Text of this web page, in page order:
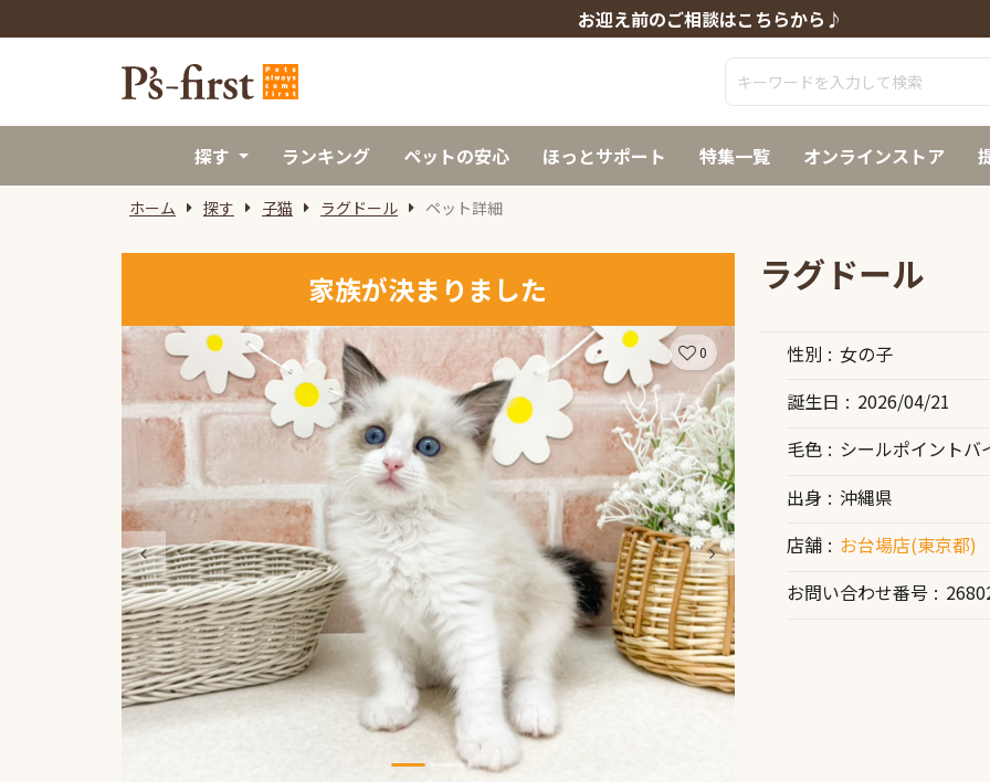
お迎え前のご相談はこちらから♪
探す ランキング ペットの安心 ほっとサポート 特集一覧 オンラインストア
ホーム 探す 子猫 ラグドール ペット詳細
家族が決まりました
0
ラグドール
性別
女の子
誕生日
2026/04/21
毛色
シールポイントバ
出身
沖縄県
店舗
お台場店(東京都)
お問い合わせ番号